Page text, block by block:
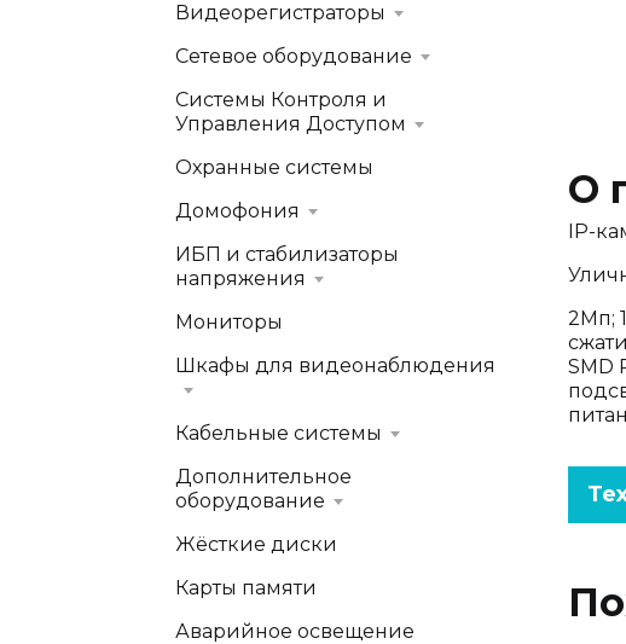
О
IP-
2Мп;
SMD
Видеорегистраторы
Сетевое оборудование
Системы Контроля и
Управления Доступом
Охранные системы
Домофония
ИБП и стабилизаторы
напряжения
Мониторы
Шкафы для видеонаблюдения
Кабельные системы
Дополнительное
оборудование
Жёсткие диски
Карты памяти
Аварийное освещение